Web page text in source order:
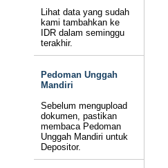
Lihat data yang sudah
kami tambahkan ke
IDR dalam seminggu
terakhir.
Pedoman Unggah
Mandiri
Sebelum mengupload
dokumen, pastikan
membaca Pedoman
Unggah Mandiri untuk
Depositor.